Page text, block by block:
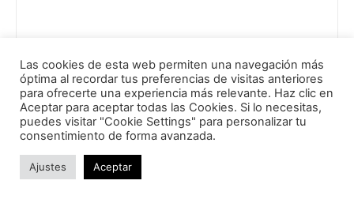
contexto y claves
Dejar respuesta:
Las cookies de esta web permiten una navegación más
óptima al recordar tus preferencias de visitas anteriores
para ofrecerte una experiencia más relevante. Haz clic en
Aceptar para aceptar todas las Cookies. Si lo necesitas,
puedes visitar "Cookie Settings" para personalizar tu
consentimiento de forma avanzada.
Ajustes Aceptar